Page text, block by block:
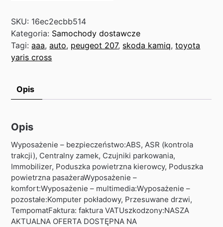
SKU: 16ec2ecbb514
Kategoria: Samochody dostawcze
Tagi:aaa,auto, peugeot 207, skoda kamiq,toyota
yaris cross
Opis
Opis
Wyposażenie – bezpieczeństwo:ABS, ASR (kontrola
trakcji), Centralny zamek, Czujniki parkowania,
Immobilizer, Poduszka powietrzna kierowcy, Poduszka
powietrzna pasażeraWyposażenie –
komfort:Wyposażenie – multimedia:Wyposażenie –
pozostałe:Komputer pokładowy, Przesuwane drzwi,
TempomatFaktura: faktura VATUszkodzony:NASZA
AKTUALNA OFERTA DOSTĘPNA NA